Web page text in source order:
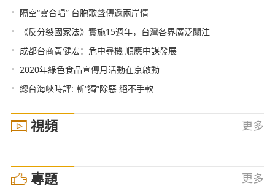
• 隔空“雲合唱” 台胞歌聲傳遞兩岸情
• 《反分裂國家法》實施15週年，台灣各界廣泛關注
• 成都台商黃健宏：危中尋機 順應中謀發展
• 2020年綠色食品宣傳月活動在京啟動
• 總台海峽時評: 斬“獨”除惡 絕不手軟
視頻 更多
專題 更多